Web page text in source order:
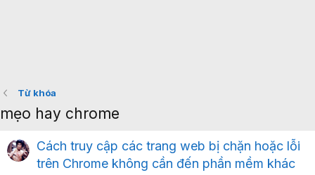
Từ khóa
mẹo hay chrome
Cách truy cập các trang web bị chặn hoặc lỗi
trên Chrome không cần đến phần mềm khác